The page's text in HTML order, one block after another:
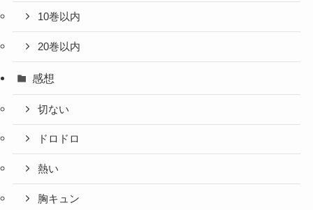
10巻以内
20巻以内
感想
切ない
ドロドロ
熱い
胸キュン